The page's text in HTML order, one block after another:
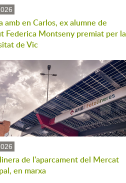
amb en Carlos, ex alumne de
Federica Montseny premiat per la
de Vic
de l'aparcament del Mercat
en marxa